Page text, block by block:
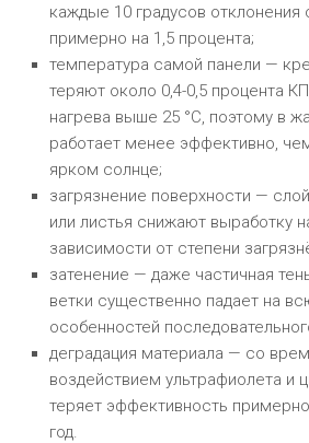
каждые 10 градусов
примерно на 1,5 процента;
температура самой панели —
теряют около 0,4-0,5 процента
нагрева выше 25 °C, поэтому в
работает менее эффективно,
ярком солнце;
загрязнение поверхности —
или листья снижают выработку
зависимости от степени
затенение — даже частичная
ветки существенно падает на
особенностей
деградация материала — со
воздействием ультрафиолета и
теряет эффективность
год.